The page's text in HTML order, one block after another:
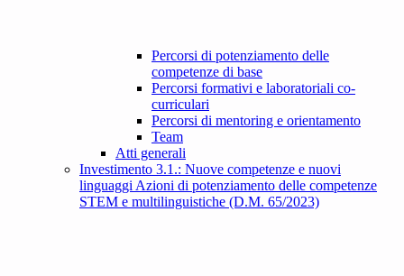
Percorsi di potenziamento delle
competenze di base
Percorsi formativi e laboratoriali co-
curriculari
Percorsi di mentoring e orientamento
Team
Atti generali
Investimento 3.1.: Nuove competenze e nuovi
linguaggi Azioni di potenziamento delle competenze
STEM e multilinguistiche (D.M. 65/2023)